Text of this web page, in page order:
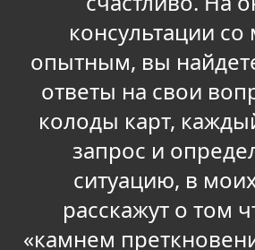
консультации
опытным, вы
ответы на свои
колоды карт,
запрос и
ситуацию, в
расскажут о том
«камнем